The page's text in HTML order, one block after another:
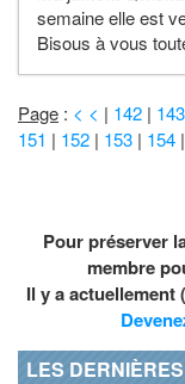
semaine elle est
Bisous à vous
Page : < < | 142 | 143
151 | 152 | 153 | 154 |
Pour préserver
membre
Il y a actuellement
LES